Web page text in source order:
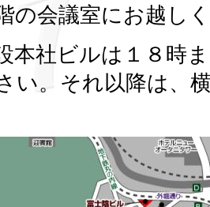
の会議室にお越し
本社ビルは１８時
い。それ以降は、